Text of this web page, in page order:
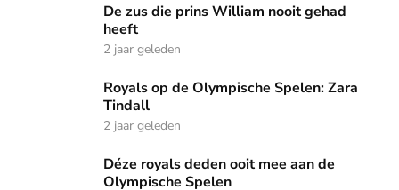
De zus die prins William nooit gehad heeft
De zus die prins William nooit gehad
heeft
2 jaar geleden
Royals op de Olympische Spelen: Zara Tindall
Royals op de Olympische Spelen: Zara
Tindall
2 jaar geleden
Déze royals deden ooit mee aan de Olympische Spelen
Déze royals deden ooit mee aan de
Olympische Spelen